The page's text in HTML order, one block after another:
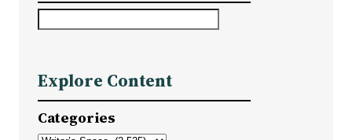
r
c
h
Explore Content
Categories